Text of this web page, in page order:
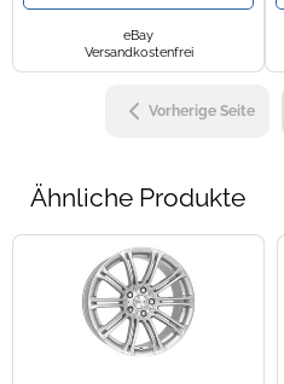
eBay
Versandkostenfrei
Vorherige Seite
Ähnliche Produkte